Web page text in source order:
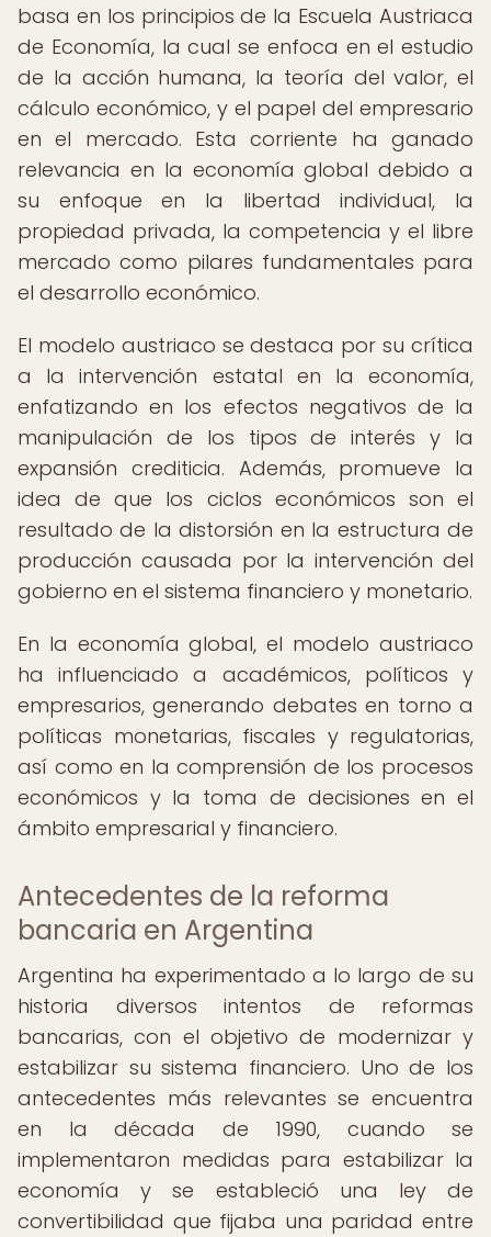
basa en los principios de la Escuela Austriaca
de Economía, la cual se enfoca en el estudio
de la acción humana, la teoría del valor, el
cálculo económico, y el papel del empresario
en el mercado. Esta corriente ha ganado
relevancia en la economía global debido a
su enfoque en la libertad individual, la
propiedad privada, la competencia y el libre
mercado como pilares fundamentales para
el desarrollo económico.
El modelo austriaco se destaca por su crítica
a la intervención estatal en la economía,
enfatizando en los efectos negativos de la
manipulación de los tipos de interés y la
expansión crediticia. Además, promueve la
idea de que los ciclos económicos son el
resultado de la distorsión en la estructura de
producción causada por la intervención del
gobierno en el sistema financiero y monetario.
En la economía global, el modelo austriaco
ha influenciado a académicos, políticos y
empresarios, generando debates en torno a
políticas monetarias, fiscales y regulatorias,
así como en la comprensión de los procesos
económicos y la toma de decisiones en el
ámbito empresarial y financiero.
Antecedentes de la reforma
bancaria en Argentina
Argentina ha experimentado a lo largo de su
historia diversos intentos de reformas
bancarias, con el objetivo de modernizar y
estabilizar su sistema financiero. Uno de los
antecedentes más relevantes se encuentra
en la década de 1990, cuando se
implementaron medidas para estabilizar la
economía y se estableció una ley de
convertibilidad que fijaba una paridad entre